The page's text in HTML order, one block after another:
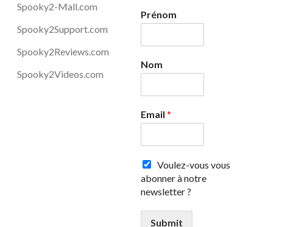
Spooky2-Mall.com
Spooky2Support.com
Spooky2Reviews.com
Spooky2Videos.com
Prénom
Nom
Email*
Voulez-vous vous
abonner à notre
newsletter ?
Submit